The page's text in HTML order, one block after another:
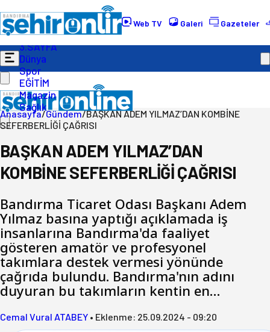
Web TV Galeri Gazeteler
Gündem
Ekonomi
Politika
3.SAYFA
Dünya
Spor
EĞİTİM
Magazin
Sağlık
Anasayfa/Gündem/BAŞKAN ADEM YILMAZ’DAN KOMBİNE
SEFERBERLİĞİ ÇAĞRISI
BAŞKAN ADEM YILMAZ’DAN
KOMBİNE SEFERBERLİĞİ ÇAĞRISI
Bandırma Ticaret Odası Başkanı Adem
Yılmaz basına yaptığı açıklamada iş
insanlarına Bandırma'da faaliyet
gösteren amatör ve profesyonel
takımlara destek vermesi yönünde
çağrıda bulundu. Bandırma'nın adını
duyuran bu takımların kentin en…
Cemal Vural ATABEY • Eklenme: 25.09.2024 - 09:20